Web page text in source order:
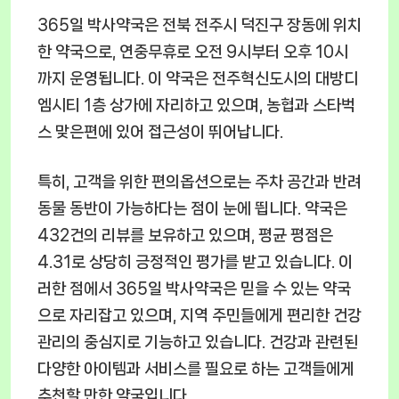
365일 박사약국은 전북 전주시 덕진구 장동에 위치
한 약국으로, 연중무휴로 오전 9시부터 오후 10시
까지 운영됩니다. 이 약국은 전주혁신도시의 대방디
엠시티 1층 상가에 자리하고 있으며, 농협과 스타벅
스 맞은편에 있어 접근성이 뛰어납니다.
특히, 고객을 위한 편의옵션으로는 주차 공간과 반려
동물 동반이 가능하다는 점이 눈에 띕니다. 약국은
432건의 리뷰를 보유하고 있으며, 평균 평점은
4.31로 상당히 긍정적인 평가를 받고 있습니다. 이
러한 점에서 365일 박사약국은 믿을 수 있는 약국
으로 자리잡고 있으며, 지역 주민들에게 편리한 건강
관리의 중심지로 기능하고 있습니다. 건강과 관련된
다양한 아이템과 서비스를 필요로 하는 고객들에게
추천할 만한 약국입니다.